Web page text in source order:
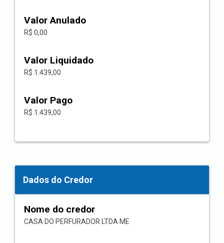
Valor Anulado
R$ 0,00
Valor Liquidado
R$ 1.439,00
Valor Pago
R$ 1.439,00
Dados do Credor
Nome do credor
CASA DO PERFURADOR LTDA ME